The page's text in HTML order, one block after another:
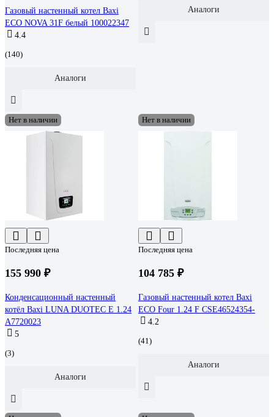
Газовый настенный котел Baxi
ECO NOVA 31F белый 100022347
4.4
(140)
Аналоги
Аналоги
Нет в наличии
Последняя цена
155 990 ₽
Конденсационный настенный
котёл Baxi LUNA DUOTEC E 1.24
A7720023
5
(3)
Аналоги
Нет в наличии
Последняя цена
104 785 ₽
Газовый настенный котел Baxi
ECO Four 1.24 F CSE46524354-
4.2
(41)
Аналоги